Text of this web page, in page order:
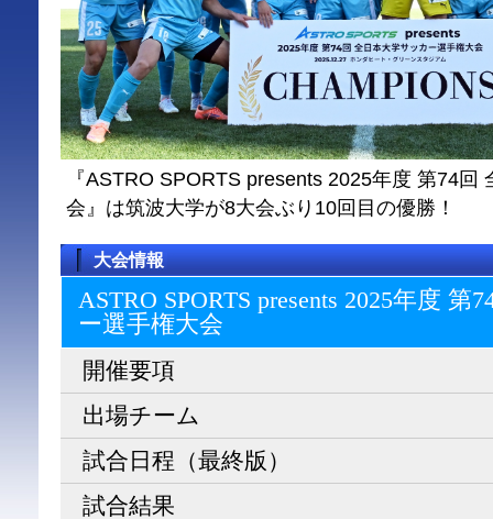
『ASTRO SPORTS presents 2025年度 第74回
会』は筑波大学が8大会ぶり10回目の優勝！
大会情報
ASTRO SPORTS presents 2025年度
ー選⼿権⼤会
開催要項
出場チーム
試合日程（最終版）
試合結果